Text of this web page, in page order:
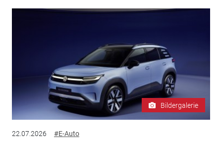
Bildergalerie
22.07.2026 #E-Auto